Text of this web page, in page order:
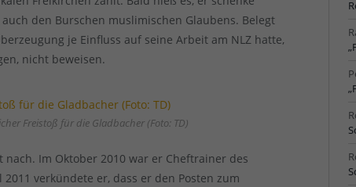
den Burschen muslimischen Glaubens. Belegt
je Einfluss auf seine Arbeit am NLZ hatte,
nicht beweisen.
Freistoß für die Gladbacher (Foto: TD)
Im Oktober 2010 war er Cheftrainer des
verkündete er, dass er den Posten zum